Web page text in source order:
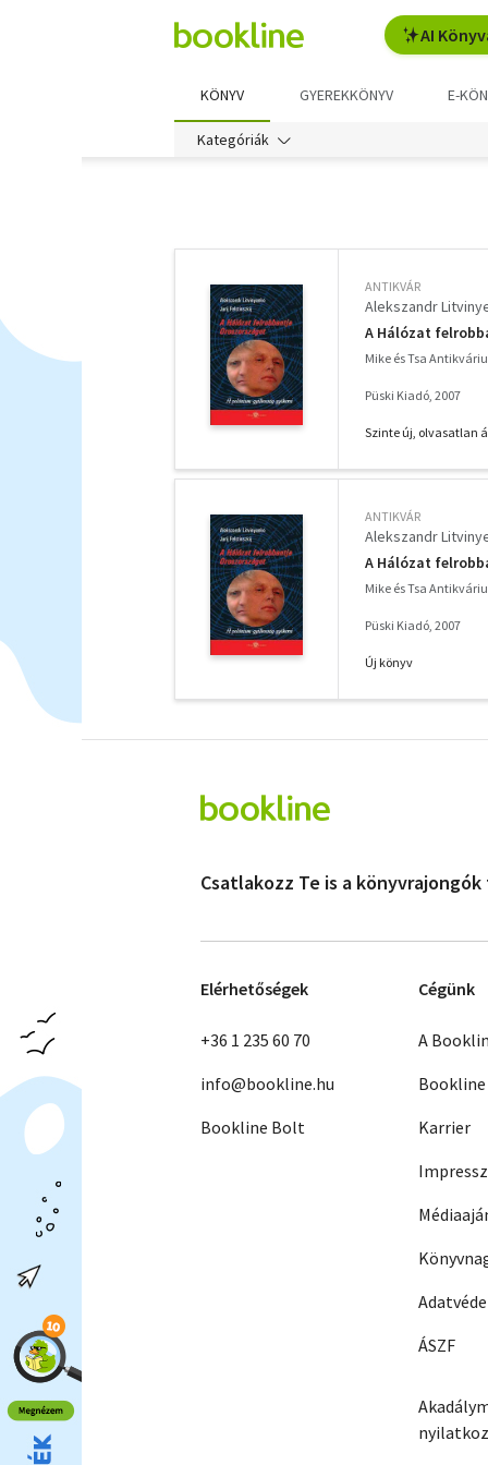
AI
KÖNYV GYEREKKÖNYV E-
Kategóriák
ANTIKVÁR
Alekszandr
A Hálózat
Mike és Tsa
Püski Kiadó, 2007
Szinte új, olvasatlan
ANTIKVÁR
Alekszandr
A Hálózat
Mike és Tsa
Püski Kiadó, 2007
Új könyv
Csatlakozz Te is a
Elérhetőségek
+36 1 235 60 70
info@bookline.hu
Bookline Bolt
Cégünk
A
Karrier
ÁSZF